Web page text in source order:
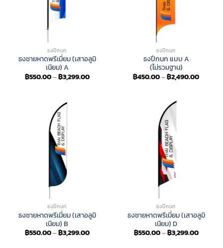
ธงปีกนก
ธงชายหาดพรีเมี่ยม (เสาอลูมิ
เนียม) A
฿550.00–฿3,299.00Price
range:
ธงปีกนก
ธงปีกนก แบบ A
(ไม่รวมฐาน)
฿450.00–฿2,490.00Price
ธงปีกนก
ธงชายหาดพรีเมี่ยม (เสาอลูมิ
เนียม) B
฿550.00–฿3,299.00Price
ธงปีกนก
ธงชายหาดพรีเมี่ยม (เสาอลูมิ
เนียม) D
฿550.00–฿3,299.00Price